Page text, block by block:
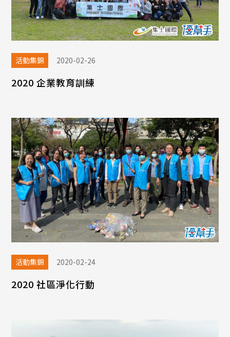
活動集錦 2020-02-26
2020 企業教育訓練
活動集錦 2020-02-24
2020 社區淨化行動